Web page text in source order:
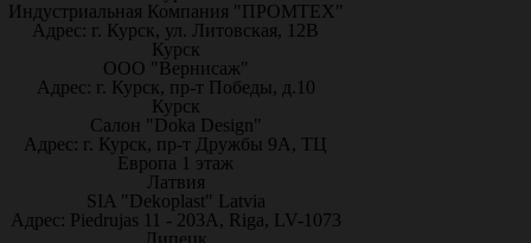
Индустриальная Компания "ПРОМТЕХ"
Адрес: г. Курск, ул. Литовская, 12В
Курск
ООО "Вернисаж"
Адрес: г. Курск, пр-т Победы, д.10
Курск
Салон "Doka Design"
Адрес: г. Курск, пр-т Дружбы 9А, ТЦ
Европа 1 этаж
Латвия
SIA "Dekoplast" Latvia
Адрес: Piedrujas 11 - 203A, Riga, LV-1073
Липецк